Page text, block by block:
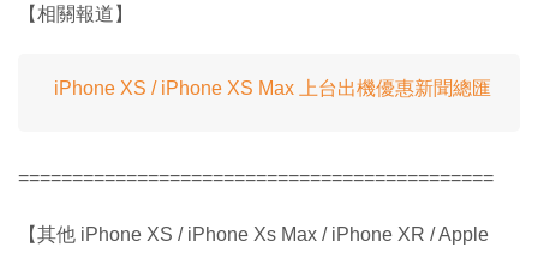
【相關報道】
iPhone XS / iPhone XS Max 上台出機優惠新聞總匯
============================================
【其他 iPhone XS / iPhone Xs Max / iPhone XR / Apple